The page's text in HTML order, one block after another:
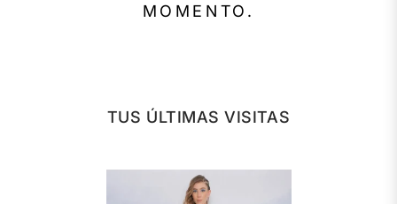
MOMENTO.
TUS ÚLTIMAS VISITAS